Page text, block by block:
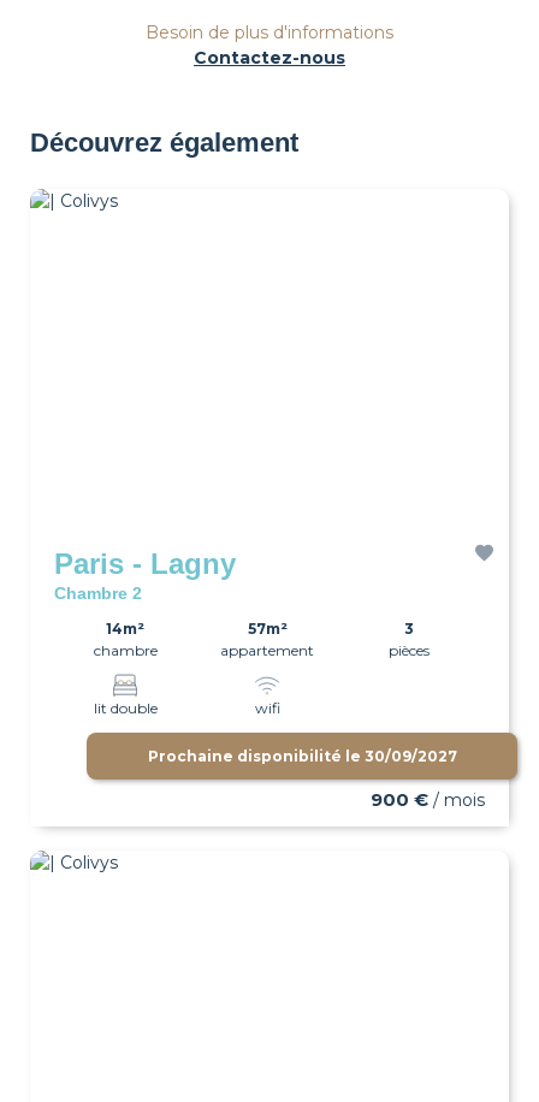
Besoin de plus d'informations
Contactez-nous
Découvrez également
Paris - Lagny
Chambre 2
14m²
chambre
57m²
appartement
3
pièces
lit double wifi
Prochaine disponibilité le 30/09/2027
900 € / mois